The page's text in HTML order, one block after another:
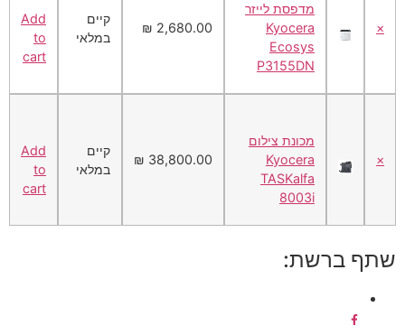
×
מדפסת לייזר
Kyocera
Ecosys
P3155DN
2,680.00 ₪
קיים
במלאי
Add
to
cart
×
מכונת צילום
Kyocera
TASKalfa
8003i
38,800.00 ₪
קיים
במלאי
Add
to
cart
שתף ברשת: